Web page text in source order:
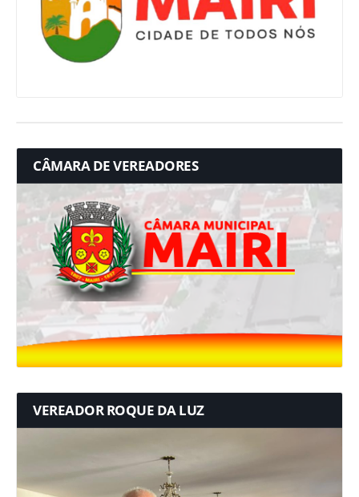
CÂMARA DE VEREADORES
VEREADOR ROQUE DA LUZ